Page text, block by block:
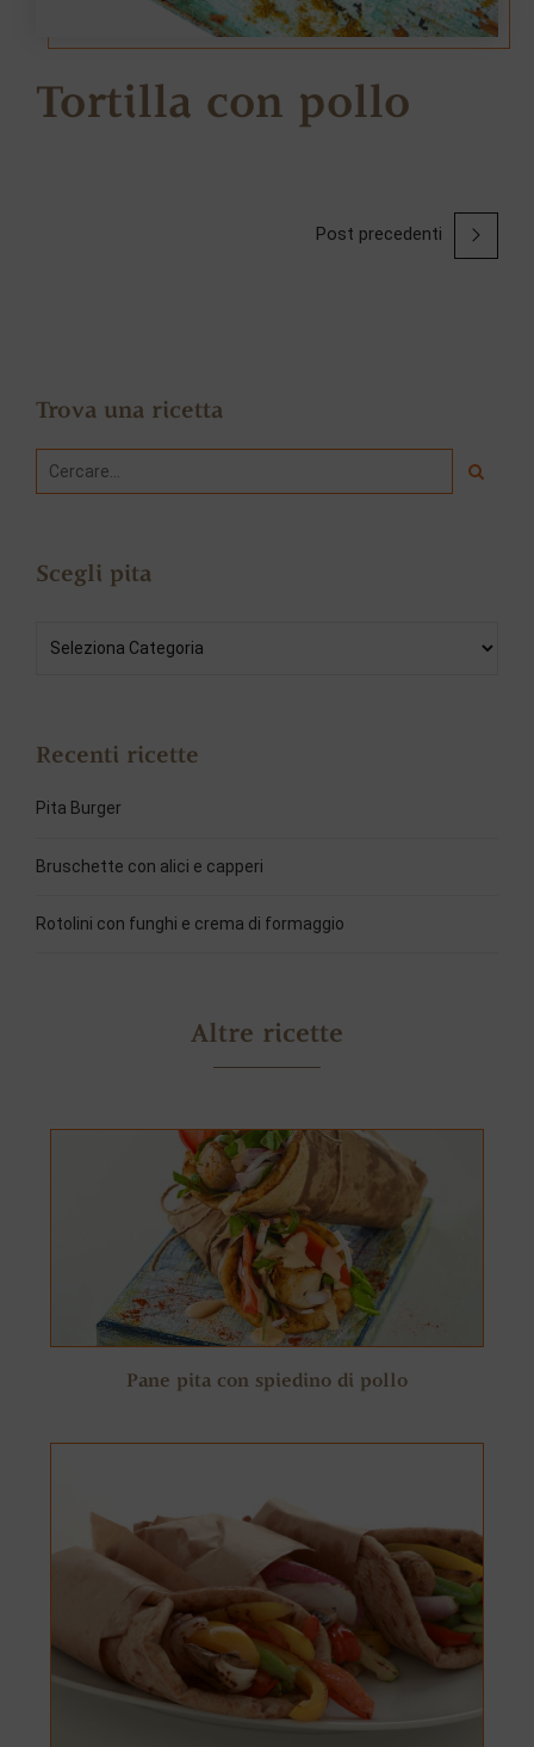
Tortilla con pollo
Post precedenti
Trova una ricetta
Scegli pita
Recenti ricette
Pita Burger
Bruschette con alici e capperi
Rotolini con funghi e crema di formaggio
Altre ricette
Pane pita con spiedino di pollo